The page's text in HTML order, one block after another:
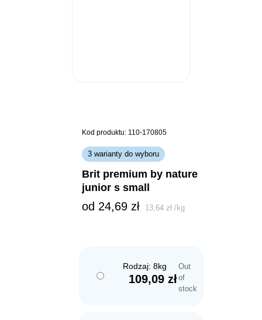
Kod produktu: 110-170805
3 warianty do wyboru
brit premium by nature
junior s small
od 24,69 zł 13,64zł /kg
Rodzaj: 8kg
109,09zł
Out
of
stock